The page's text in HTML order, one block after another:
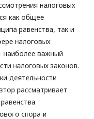
налоговых
как общее
равенства, так и
налоговых
наиболее важный
налоговых законов.
деятельности
рассматривает
спора и